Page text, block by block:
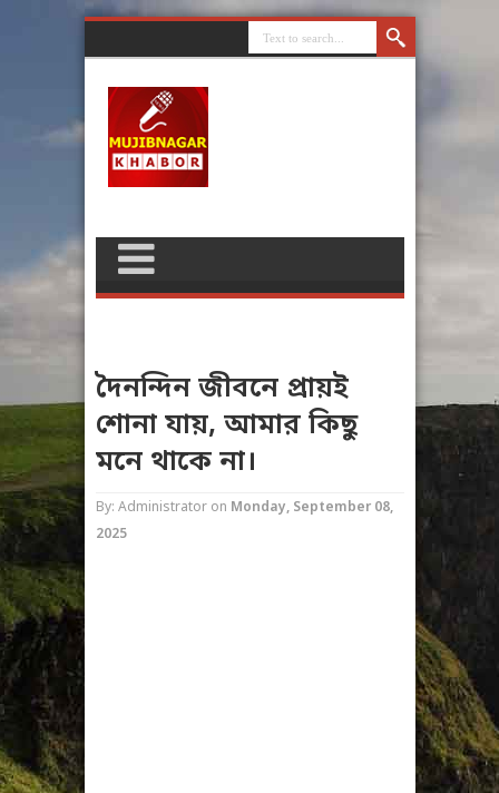
দৈনন্দিন জীবনে প্রায়ই
শোনা যায়, আমার কিছু
মনে থাকে না।
By: Administrator on Monday, September 08,
2025